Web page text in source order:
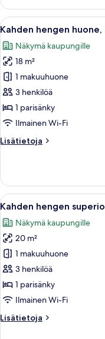
deluxe-
huone
(kaksi
tupakointi
kielletty
Avaa
kaikki
huonetyypin
Kahden
hengen
huone,
tupakointi
kielletty
7
Kahden hengen
Näkymä kaupungille
18 m²
1 makuuhuone
3 henkilöä
1 parisänky
Ilmainen Wi-Fi
Lisätietoja
Lisätietoja
huone,
tupakointi
kielletty
Avaa
kaikki
huonetyypin
Kahden
hengen
superior-
huone,
tupakointi
kuvat
6
Kahden hengen
Näkymä kaupungille
20 m²
1 makuuhuone
3 henkilöä
1 parisänky
Ilmainen Wi-Fi
Lisätietoja
Lisätietoja